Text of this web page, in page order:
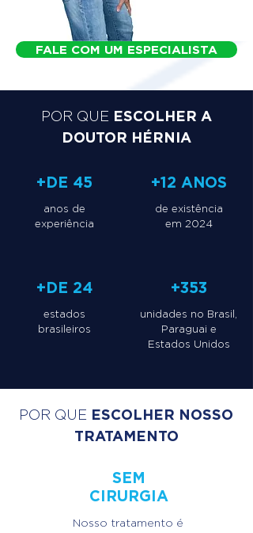
FALE COM UM ESPECIALISTA
POR QUE ESCOLHER A
DOUTOR HÉRNIA
+DE 45
anos de
experiência
+DE 24
estados
brasileiros
+12 ANOS
de existência
em 2024
+353
unidades no Brasil,
Paraguai e
Estados Unidos
POR QUE ESCOLHER NOSSO
TRATAMENTO
SEM
CIRURGIA
Nosso tratamento é